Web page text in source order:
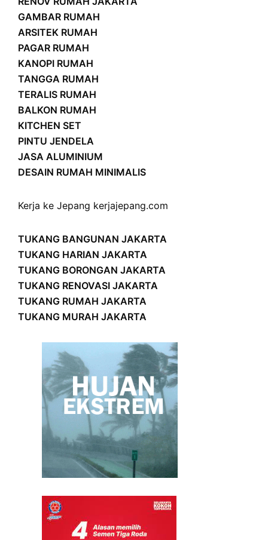
GAMBAR RUMAH
ARSITEK RUMAH
PAGAR RUMAH
KANOPI RUMAH
TANGGA RUMAH
TERALIS RUMAH
BALKON RUMAH
KITCHEN SET
PINTU JENDELA
JASA ALUMINIUM
DESAIN RUMAH MINIMALIS
Kerja ke Jepang kerjajepang.com
TUKANG BANGUNAN JAKARTA
TUKANG HARIAN JAKARTA
TUKANG BORONGAN JAKARTA
TUKANG RENOVASI JAKARTA
TUKANG RUMAH JAKARTA
TUKANG MURAH JAKARTA